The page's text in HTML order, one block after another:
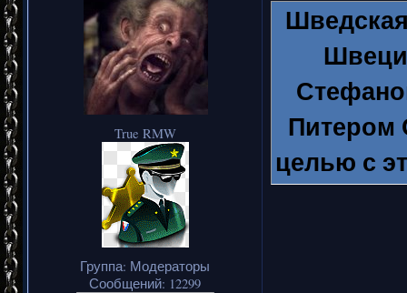
True RMW
Группа: Модераторы
Сообщений: 12299
Питером
целью с
таких